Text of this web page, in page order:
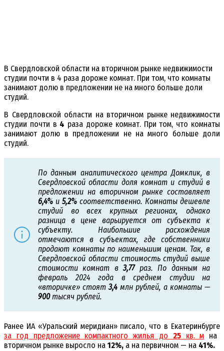
В Свердловской области на вторичном рынке недвижимости
студии почти в 4 раза дороже комнат. При том, что комнаты
занимают долю в предложении не на много больше доли
студий.
В Свердловской области на вторичном рынке недвижимости
студии почти в 4 раза дороже комнат. При том, что комнаты
занимают долю в предложении не на много больше доли
студий.
По данным аналитического центра Домклик, в
Свердловской области доля комнат и студий в
предложении на вторичном рынке составляет
6,4% и 5,2% соответственно. Комнаты дешевле
студий во всех крупных регионах, однако
разница в цене варьируется от субъекта к
субъекту. Наибольшие расхождения
отмечаются в субъектах, где собственники
продают комнаты по наименьшим ценам. Так, в
Свердловской области стоимость студий выше
стоимости комнат в3,77раз. По данным на
февраль 2024 года в среднем студии на
«вторичке» стоят3,4 млн рублей, а комнаты —
900тысяч рублей.
Ранее ИА «Уральский меридиан» писало, что в Екатеринбурге
за год предложение компактного жилья до 25кв. м на
вторичном рынке выросло на 12%, а на первичном — на 41%.